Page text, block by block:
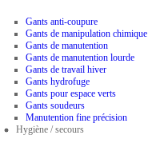
Gants anti-coupure
Gants de manipulation chimique
Gants de manutention
Gants de manutention lourde
Gants de travail hiver
Gants hydrofuge
Gants pour espace verts
Gants soudeurs
Manutention fine précision
Hygiène / secours